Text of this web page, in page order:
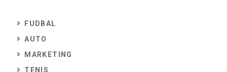
FUDBAL
AUTO
MARKETING
TENIS